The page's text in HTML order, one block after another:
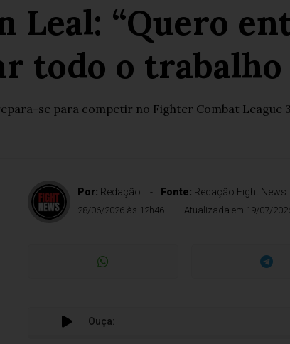
Leal: “Quero
todo o
se para competir no Fighter Combat League
Por: Redação Fonte: Redação Fight News
28/06/2026 às 12h46 Atualizada em 19/07/
Ouça: